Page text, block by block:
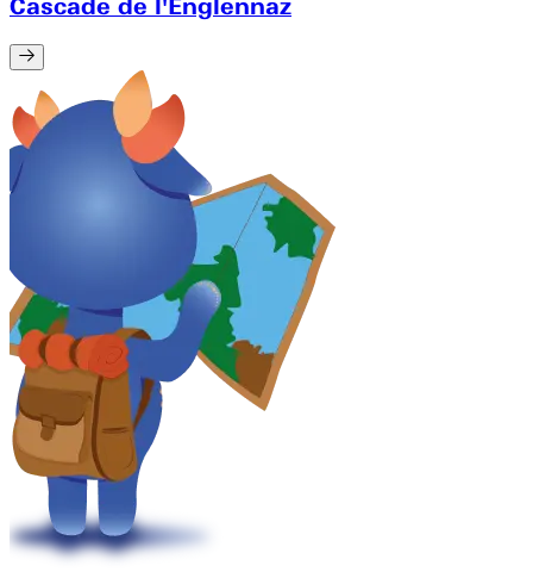
Cascade de l'Englennaz